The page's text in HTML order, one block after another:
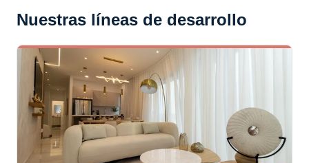
Nuestras líneas de desarrollo